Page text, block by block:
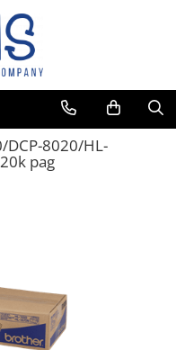
DCP-8020/HL-
pag